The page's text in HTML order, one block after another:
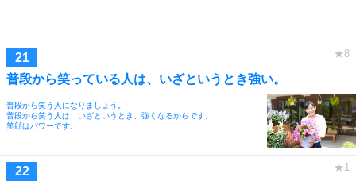
普段から笑っている人は、いざというとき強い。
普段から笑う人になりましょう。
普段から笑う人は、いざというとき、強くなるからです。
笑顔はパワーです。